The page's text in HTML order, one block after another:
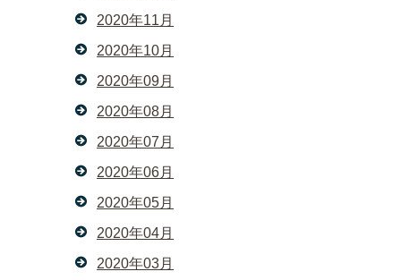
2020年11月
2020年10月
2020年09月
2020年08月
2020年07月
2020年06月
2020年05月
2020年04月
2020年03月